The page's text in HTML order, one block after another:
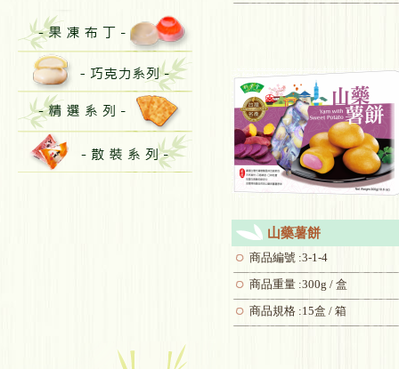
山藥薯餅
商品編號 :3-1-4
商品重量 :300g / 盒
商品規格 :15盒 / 箱